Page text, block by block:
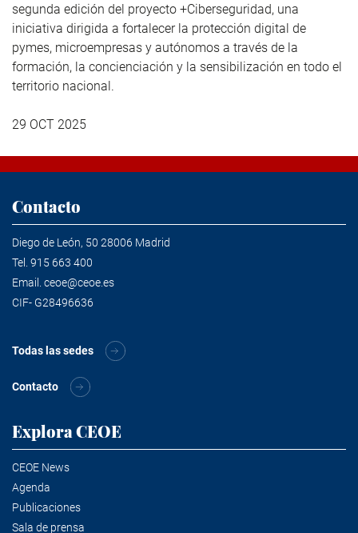
segunda edición del proyecto +Ciberseguridad, una
iniciativa dirigida a fortalecer la protección digital de
pymes, microempresas y autónomos a través de la
formación, la concienciación y la sensibilización en todo el
territorio nacional.
29 OCT 2025
Contacto
Diego de León, 50 28006 Madrid
Tel. 915 663 400
Email. ceoe@ceoe.es
CIF- G28496636
Todas las sedes
Contacto
Explora CEOE
CEOE News
Agenda
Publicaciones
Sala de prensa